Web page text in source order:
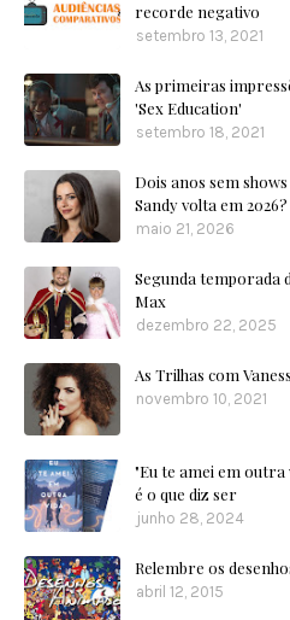
recorde negativo
setembro 13, 2021
As primeiras
'Sex Education'
setembro 18, 2021
Dois anos sem
Sandy volta em 2026?
maio 21, 2026
Segunda temporada
Max
dezembro 22, 2025
As Trilhas com
novembro 10, 2021
"Eu te amei em outra
é o que diz ser
junho 28, 2024
Relembre os
abril 12, 2015